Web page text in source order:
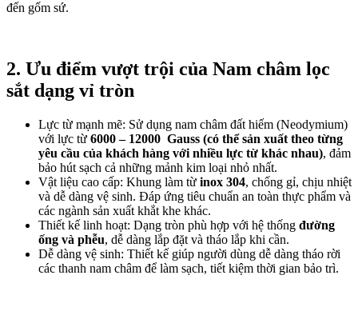
đến gốm sứ.
2. Ưu điểm vượt trội của Nam châm lọc
sắt dạng vỉ tròn
Lực từ mạnh mẽ: Sử dụng nam châm đất hiếm (Neodymium)
với lực từ 6000 – 12000 Gauss (có thể sản xuất theo từng
yêu cầu của khách hàng với nhiều lực từ khác nhau), đảm
bảo hút sạch cả những mảnh kim loại nhỏ nhất.
Vật liệu cao cấp: Khung làm từ inox 304, chống gỉ, chịu nhiệt
và dễ dàng vệ sinh. Đáp ứng tiêu chuẩn an toàn thực phẩm và
các ngành sản xuất khắt khe khác.
Thiết kế linh hoạt: Dạng tròn phù hợp với hệ thống đường
ống và phễu, dễ dàng lắp đặt và tháo lắp khi cần.
Dễ dàng vệ sinh: Thiết kế giúp người dùng dễ dàng tháo rời
các thanh nam châm để làm sạch, tiết kiệm thời gian bảo trì.